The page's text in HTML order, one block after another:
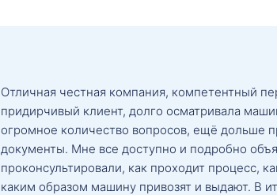
Отличная честная компания, компетентный
придирчивый клиент, долго осматривала
огромное количество вопросов, ещё дольше
документы. Мне все доступно и подробно
проконсультировали, как проходит процесс,
каким образом машину привозят и выдают. В